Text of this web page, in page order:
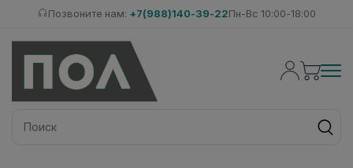
Позвоните нам: +7(988)140-39-22Пн-Вс 10:00-18:00